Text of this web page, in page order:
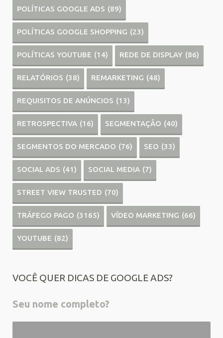
POLÍTICAS GOOGLE ADS (89)
POLÍTICAS GOOGLE SHOPPING (23)
POLÍTICAS YOUTUBE (14) REDE DE DISPLAY (86)
RELATÓRIOS (38) REMARKETING (48)
REQUISITOS DE ANÚNCIOS (13)
RETROSPECTIVA (16) SEGMENTAÇÃO (40)
SEGMENTOS DO MERCADO (76) SEO (33)
SOCIAL ADS (41) SOCIAL MEDIA (7)
STREET VIEW TRUSTED (70)
TRÁFEGO PAGO (3165) VÍDEO MARKETING (66)
YOUTUBE (82)
VOCÊ QUER DICAS DE GOOGLE ADS?
Seu nome completo?